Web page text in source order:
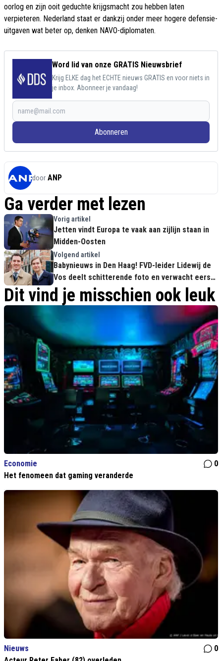
oorlog en zijn ooit geduchte krijgsmacht zou hebben laten
verpieteren. Nederland staat er dankzij onder meer hogere defensie-
uitgaven wat beter op, denken NAVO-diplomaten.
Word lid van onze GRATIS Nieuwsbrief
Krijg ELKE dag het ECHTE nieuws GRATIS en voor niets in
je inbox. Abonneer je vandaag!
Abonneren
door ANP
Ga verder met lezen
Vorig artikel
Jetten vindt Europa te vaak aan zijlijn staan in
Midden-Oosten
Volgend artikel
Babynieuws in Den Haag! FVD-leider Lidewij de
Vos deelt schitterende foto en verwacht eerste
kindje
Dit vind je misschien ook leuk
Economie
0
Het fenomeen dat gaming veranderde
Nieuws
0